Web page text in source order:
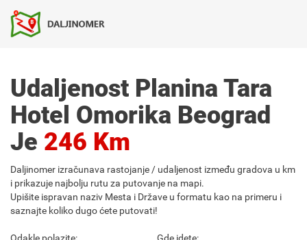
Udaljenost Planina Tara
Hotel Omorika Beograd
Je 246 Km
Daljinomer izračunava rastojanje / udaljenost između gradova u km
i prikazuje najbolju rutu za putovanje na mapi.
Upišite ispravan naziv Mesta i Države u formatu kao na primeru i
saznajte koliko dugo ćete putovati!